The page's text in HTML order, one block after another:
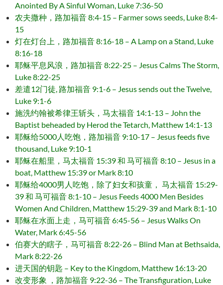
Anointed By A Sinful Woman, Luke 7:36-50
农夫撒种，路加福音 8:4-15 – Farmer sows seeds, Luke 8:4-
15
灯在灯台上，路加福音 8:16-18 – A Lamp on a Stand, Luke
8:16-18
耶稣平息风浪，路加福音 8:22-25 – Jesus Calms The Storm,
Luke 8:22-25
差遣12门徒, 路加福音 9:1-6 – Jesus sends out the Twelve,
Luke 9:1-6
施洗约翰被希律王斩头，马太福音 14:1-13 – John the
Baptist beheaded by Herod the Tetarch, Matthew 14:1-13
耶稣给5000人吃饱，路加福音 9:10-17 – Jesus feeds five
thousand, Luke 9:10-1
耶稣在船里，马太福音 15:39 和 马可福音 8:10 – Jesus in a
boat, Matthew 15:39 or Mark 8:10
耶稣给4000男人吃饱，除了妇女和孩童， 马太福音 15:29-
39 和 马可福音 8:1-10 – Jesus Feeds 4000 Men Besides
Women And Children, Matthew 15:29-39 and Mark 8:1-10
耶稣在水面上走，马可福音 6:45-56 – Jesus Walks On
Water, Mark 6:45-56
伯赛大的瞎子，马可福音 8:22-26 – Blind Man at Bethsaida,
Mark 8:22-26
进天国的钥匙 – Key to the Kingdom, Matthew 16:13-20
改变形象 ，路加福音 9:22-36 – The Transfiguration, Luke